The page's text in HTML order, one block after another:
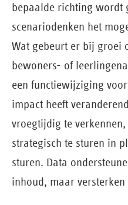
bepaalde richting wordt
scenariodenken het
Wat gebeurt er bij groei
bewoners- of
een functiewijziging
impact heeft
vroegtijdig te
strategisch te sturen in
sturen. Data
inhoud, maar